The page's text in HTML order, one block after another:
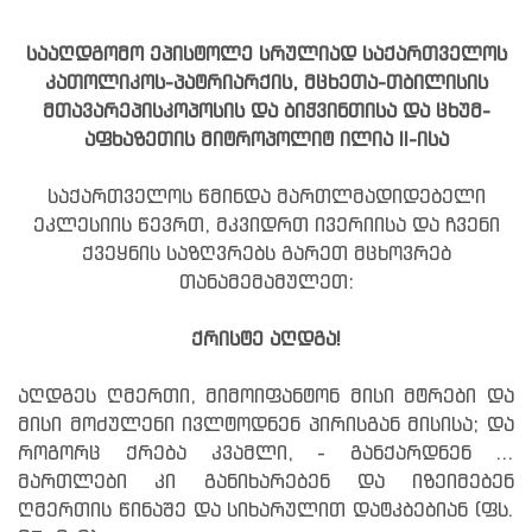
სააღდგომო ეპისტოლე სრულიად საქართველოს
კათოლიკოს-პატრიარქის, მცხეთა-თბილისის
მთავარეპისკოპოსის და ბიჭვინთისა და ცხუმ-
აფხაზეთის მიტროპოლიტ ილია II-ისა
საქართველოს წმინდა მართლმადიდებელი
ეკლესიის წევრთ, მკვიდრთ ივერიისა და ჩვენი
ქვეყნის საზღვრებს გარეთ მცხოვრებ
თანამემამულეთ:
ქრისტე აღდგა!
აღდგეს ღმერთი, მიმოიფანტონ მისი მტრები და
მისი მოძულენი ივლტოდნენ პირისგან მისისა; და
როგორც ქრება კვამლი, - განქარდნენ ...
მართლები კი განიხარებენ და იზეიმებენ
ღმერთის წინაშე და სიხარულით დატკბებიან (ფს.